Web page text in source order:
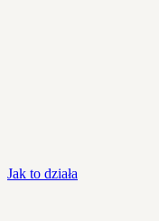
Jak to działa